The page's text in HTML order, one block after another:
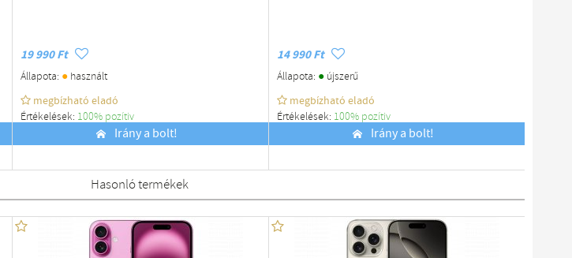
19 990 Ft
Állapota: ●használt
megbízható eladó
Értékelések: 100% pozítiv
Irány a bolt!
14 990 Ft
Állapota: ●újszerű
megbízható eladó
Értékelések: 100% pozítiv
Irány a bolt!
Hasonló termékek